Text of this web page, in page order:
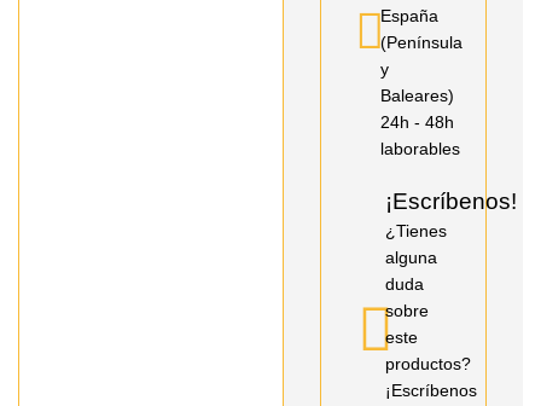
España
(Península
y
Baleares)
24h - 48h
laborables
¡Escríbenos!
¿Tienes
alguna
duda
sobre
este
productos?
¡Escríbenos